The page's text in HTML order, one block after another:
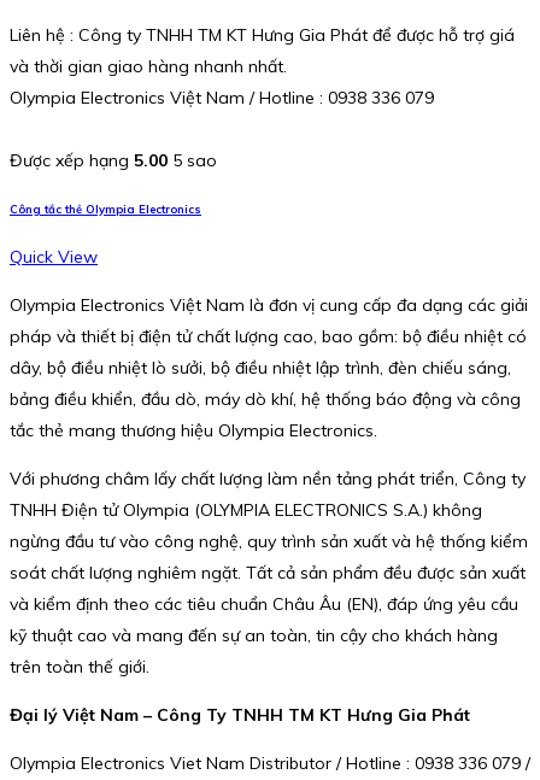
Liên hệ : Công ty TNHH TM KT Hưng Gia Phát để được hỗ trợ giá
và thời gian giao hàng nhanh nhất.
Olympia Electronics Việt Nam / Hotline : 0938 336 079
Được xếp hạng 5.00 5 sao
Công tắc thẻ Olympia Electronics
Quick View
Olympia Electronics Việt Nam là đơn vị cung cấp đa dạng các giải
pháp và thiết bị điện tử chất lượng cao, bao gồm: bộ điều nhiệt có
dây, bộ điều nhiệt lò sưởi, bộ điều nhiệt lập trình, đèn chiếu sáng,
bảng điều khiển, đầu dò, máy dò khí, hệ thống báo động và công
tắc thẻ mang thương hiệu Olympia Electronics.
Với phương châm lấy chất lượng làm nền tảng phát triển, Công ty
TNHH Điện tử Olympia (OLYMPIA ELECTRONICS S.A.) không
ngừng đầu tư vào công nghệ, quy trình sản xuất và hệ thống kiểm
soát chất lượng nghiêm ngặt. Tất cả sản phẩm đều được sản xuất
và kiểm định theo các tiêu chuẩn Châu Âu (EN), đáp ứng yêu cầu
kỹ thuật cao và mang đến sự an toàn, tin cậy cho khách hàng
trên toàn thế giới.
Đại lý Việt Nam – Công Ty TNHH TM KT Hưng Gia Phát
Olympia Electronics Viet Nam Distributor / Hotline : 0938 336 079 /